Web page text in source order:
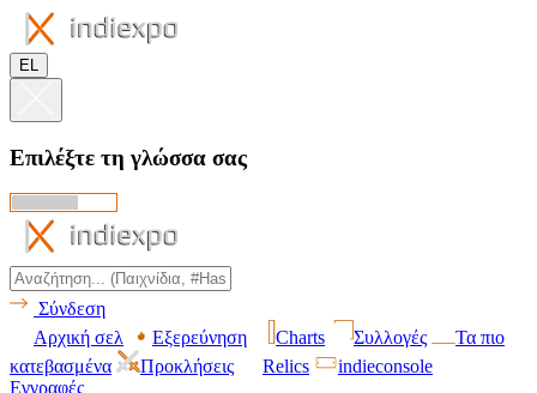
EL
Επιλέξτε τη γλώσσα σας
Σύνδεση
Αρχική σελ
Εξερεύνηση Charts Συλλογές
Τα πιο
κατεβασμένα
Προκλήσεις Relics
indieconsole
Εγγραφές